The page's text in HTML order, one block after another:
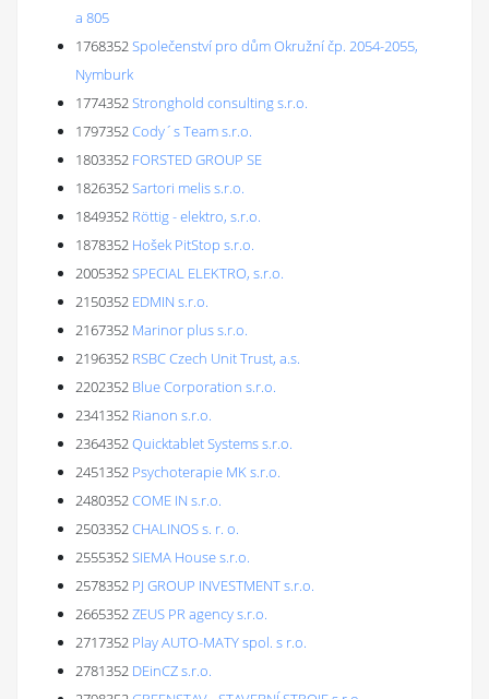
a 805
1768352Společenství pro dům Okružní čp. 2054-2055,
Nymburk
1774352Stronghold consulting s.r.o.
1797352Cody´s Team s.r.o.
1803352 FORSTED GROUP SE
1826352Sartori melis s.r.o.
1849352 Röttig - elektro, s.r.o.
1878352 Hošek PitStop s.r.o.
2005352SPECIAL ELEKTRO, s.r.o.
2150352 EDMIN s.r.o.
2167352 Marinor plus s.r.o.
2196352 RSBC Czech Unit Trust, a.s.
2202352 Blue Corporation s.r.o.
2341352 Rianon s.r.o.
2364352Quicktablet Systems s.r.o.
2451352 Psychoterapie MK s.r.o.
2480352COME IN s.r.o.
2503352CHALINOS s. r. o.
2555352SIEMA House s.r.o.
2578352 PJ GROUP INVESTMENT s.r.o.
2665352ZEUS PR agency s.r.o.
2717352 Play AUTO-MATY spol. s r.o.
2781352 DEinCZ s.r.o.